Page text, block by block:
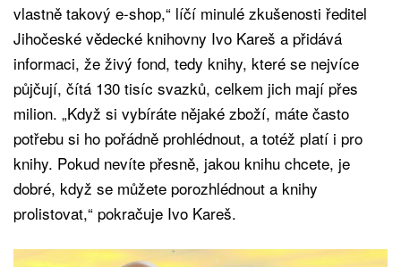
vlastně takový e-shop,“ líčí minulé zkušenosti ředitel
Jihočeské vědecké knihovny Ivo Kareš a přidává
informaci, že živý fond, tedy knihy, které se nejvíce
půjčují, čítá 130 tisíc svazků, celkem jich mají přes
milion. „Když si vybíráte nějaké zboží, máte často
potřebu si ho pořádně prohlédnout, a totéž platí i pro
knihy. Pokud nevíte přesně, jakou knihu chcete, je
dobré, když se můžete porozhlédnout a knihy
prolistovat,“ pokračuje Ivo Kareš.